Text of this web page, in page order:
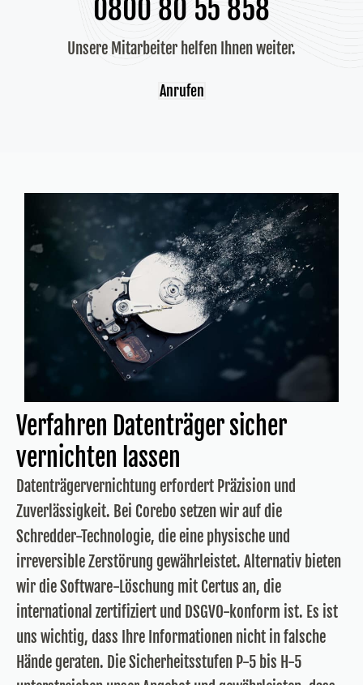
0800 80 55 858
Unsere Mitarbeiter helfen Ihnen weiter.
Anrufen
Verfahren Datenträger sicher
vernichten lassen
Datenträgervernichtung erfordert Präzision und
Zuverlässigkeit. Bei Corebo setzen wir auf die
Schredder-Technologie, die eine physische und
irreversible Zerstörung gewährleistet. Alternativ bieten
wir die Software-Löschung mit Certus an, die
international zertifiziert und DSGVO-konform ist. Es ist
uns wichtig, dass Ihre Informationen nicht in falsche
Hände geraten. Die Sicherheitsstufen P-5 bis H-5